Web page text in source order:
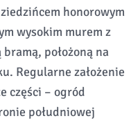
honorowym
wysokim murem z
położoną na
Regularne założenie
części – ogród
południowej